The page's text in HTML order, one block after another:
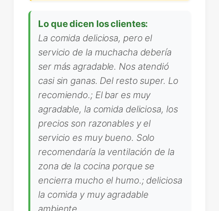
Lo que dicen los clientes:
La comida deliciosa, pero el
servicio de la muchacha debería
ser más agradable. Nos atendió
casi sin ganas. Del resto super. Lo
recomiendo.; El bar es muy
agradable, la comida deliciosa, los
precios son razonables y el
servicio es muy bueno. Solo
recomendaría la ventilación de la
zona de la cocina porque se
encierra mucho el humo.; deliciosa
la comida y muy agradable
ambiente